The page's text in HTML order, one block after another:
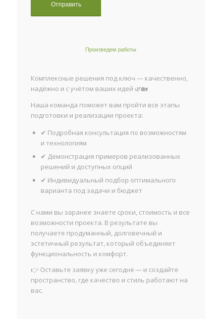
Произведем работы
Комплексные решения под ключ — качественно,
надёжно и с учётом ваших идей 🌿🏡
Наша команда поможет вам пройти все этапы
подготовки и реализации проекта:
✔ Подробная консультация по возможностям
и технологиям
✔ Демонстрация примеров реализованных
решений и доступных опций
✔ Индивидуальный подбор оптимального
варианта под задачи и бюджет
С нами вы заранее знаете сроки, стоимость и все
возможности проекта. В результате вы
получаете продуманный, долговечный и
эстетичный результат, который объединяет
функциональность и комфорт.
👉 Оставьте заявку уже сегодня — и создайте
пространство, где качество и стиль работают на
вас.